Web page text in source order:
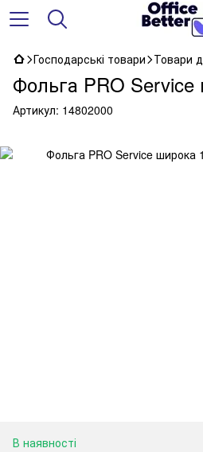
Господарські товари Товари
Фольга PRO
Артикул: 14802000
В наявності